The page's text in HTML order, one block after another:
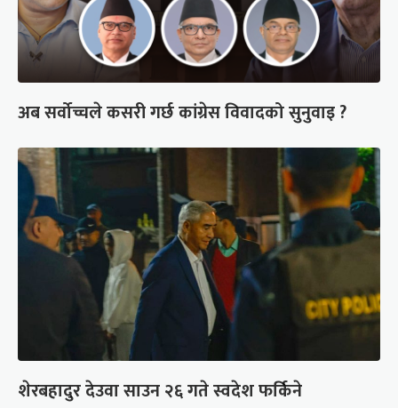
अब सर्वोच्चले कसरी गर्छ कांग्रेस विवादको सुनुवाइ ?
शेरबहादुर देउवा साउन २६ गते स्वदेश फर्किने